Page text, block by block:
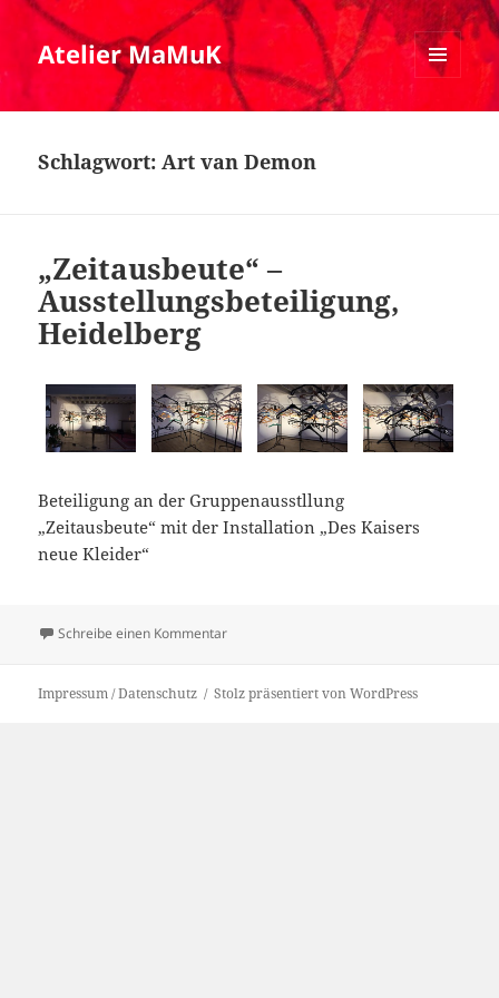
Atelier MaMuK
Schlagwort:Art van Demon
„Zeitausbeute“ –
Ausstellungsbeteiligung,
Heidelberg
Beteiligung an der Gruppenausstllung
„Zeitausbeute“ mit der Installation „Des Kaisers
neue Kleider“
Schreibe einen Kommentarzu „Zeitausbeute“ –
Impressum / Datenschutz Stolz präsentiert von WordPress